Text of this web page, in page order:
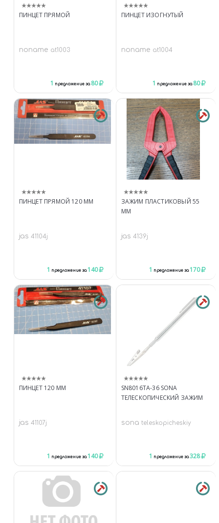
ПИНЦЕТ ПРЯМОЙ
noname at1003
1 предложение за 80
ПИНЦЕТ ИЗОГНУТЫЙ
noname at1004
1 предложение за 80
ПИНЦЕТ ПРЯМОЙ 120 ММ
jas 41104j
1 предложение за140
ЗАЖИМ ПЛАСТИКОВЫЙ 55
ММ
jas 4139j
1 предложение за170
ПИНЦЕТ 120 ММ
jas 41107j
1 предложение за140
SN8016TA-36 SONA
ТЕЛЕСКОПИЧЕСКИЙ ЗАЖИМ
sona teleskopicheskiy
1 предложение за328